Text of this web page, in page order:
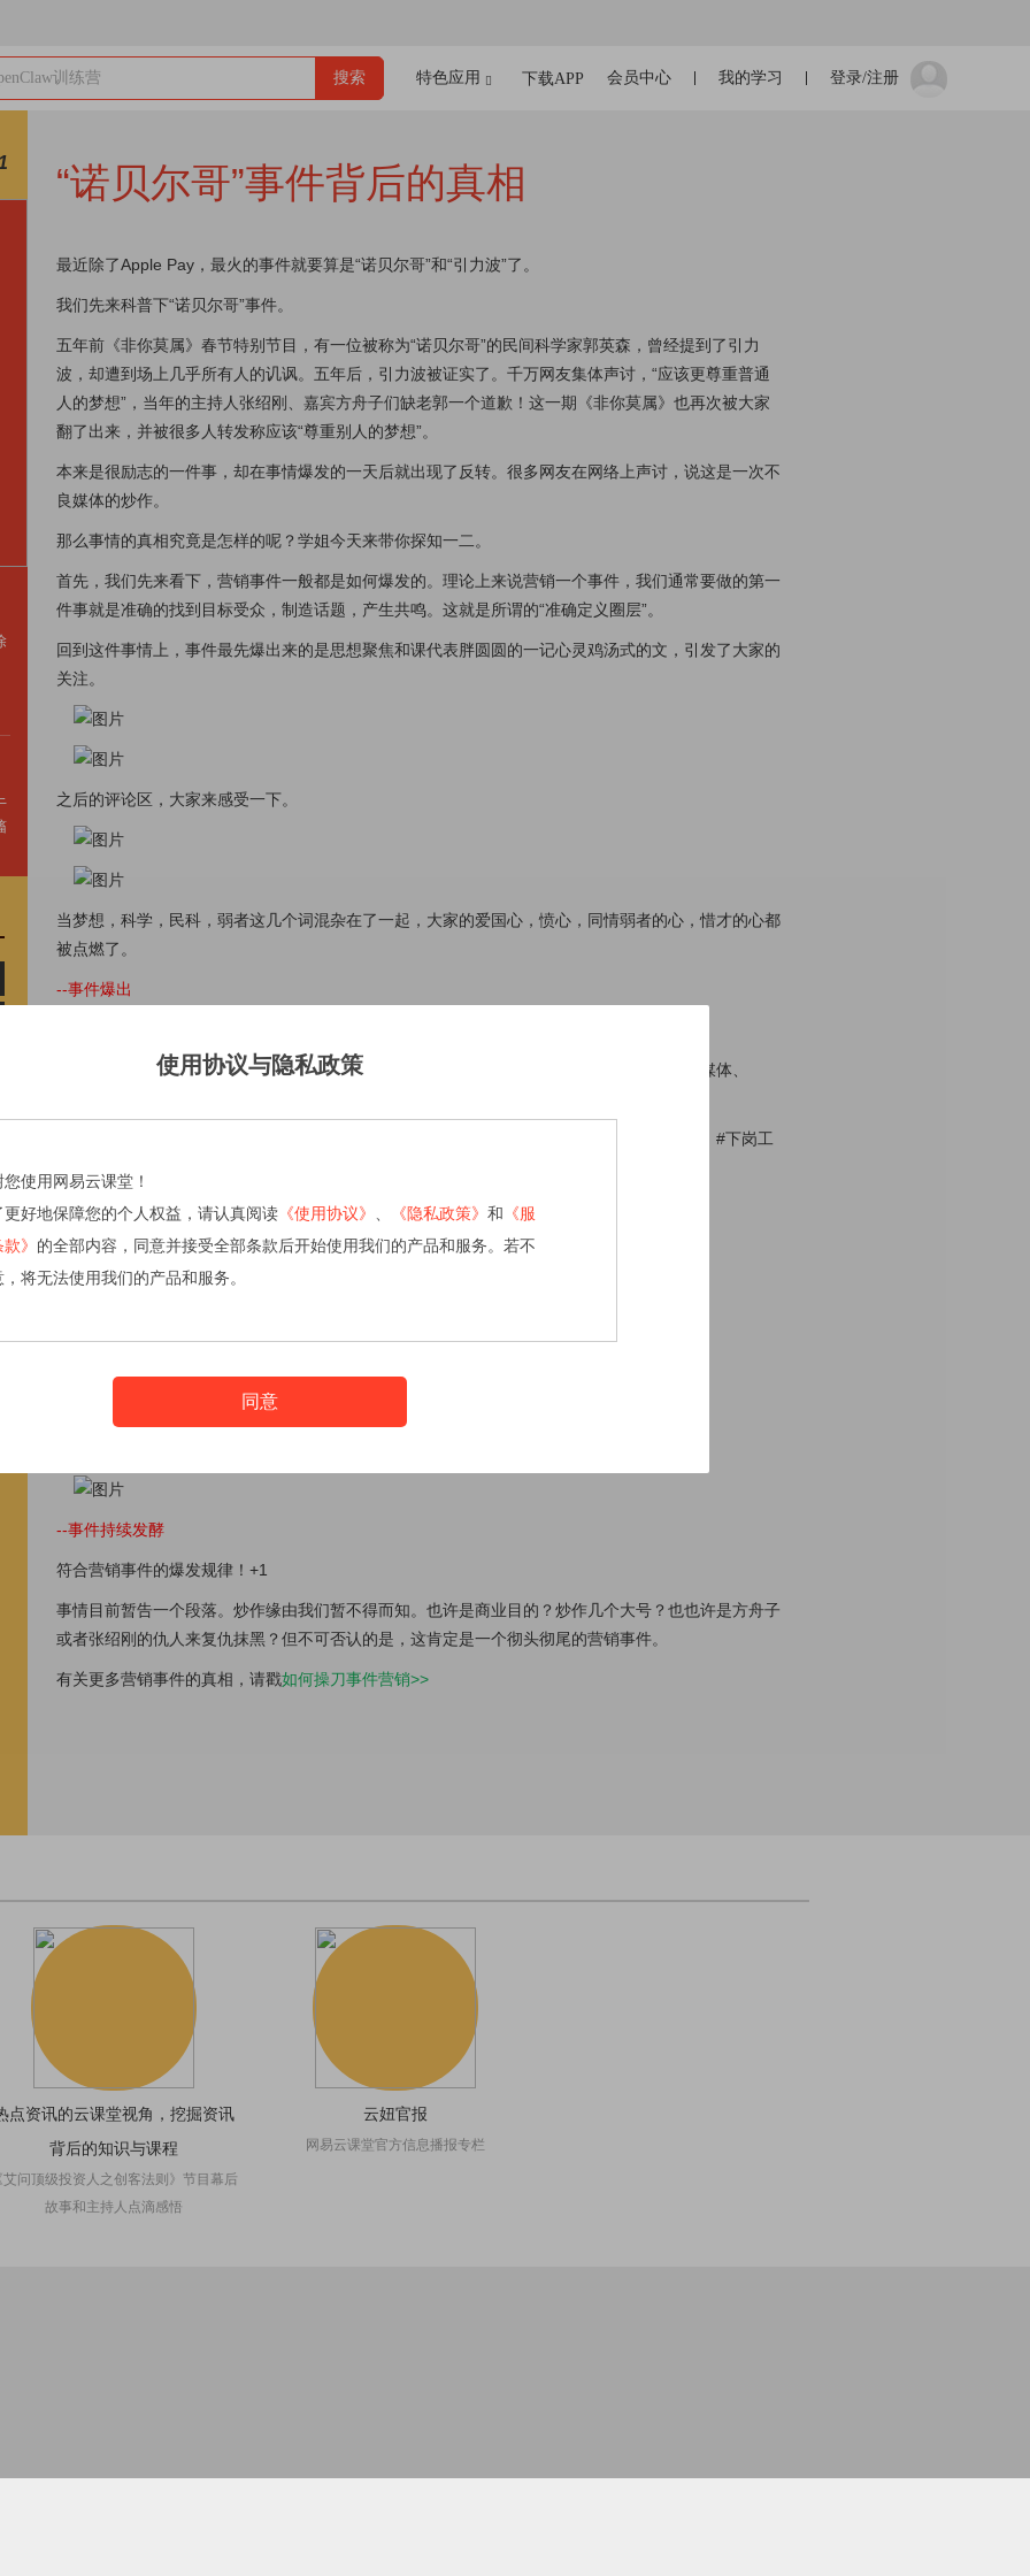
训练营 搜索 特色应用 下载APP 登录/注册
我的学习
会员中心
“诺贝尔哥”事件背后的真相
最近除了Apple Pay，最火的事件就要算是“诺贝尔哥”和“引力波”了。
我们先来科普下“诺贝尔哥”事件。
五年前《非你莫属》春节特别节目，有一位被称为“诺贝尔哥”的民间科学家郭英森，曾经提到了引力
波，却遭到场上几乎所有人的讥讽。五年后，引力波被证实了。千万网友集体声讨，“应该更尊重普通
人的梦想”，当年的主持人张绍刚、嘉宾方舟子们缺老郭一个道歉！这一期《非你莫属》也再次被大家
翻了出来，并被很多人转发称应该“尊重别人的梦想”。
本来是很励志的一件事，却在事情爆发的一天后就出现了反转。很多网友在网络上声讨，说这是一次不
良媒体的炒作。
那么事情的真相究竟是怎样的呢？学姐今天来带你探知一二。
首先，我们先来看下，营销事件一般都是如何爆发的。理论上来说营销一个事件，我们通常要做的第一
件事就是准确的找到目标受众，制造话题，产生共鸣。这就是所谓的“准确定义圈层”。
回到这件事情上，事件最先爆出来的是思想聚焦和课代表胖圆圆的一记心灵鸡汤式的文，引发了大家的
关注。
之后的评论区，大家来感受一下。
当梦想，科学，民科，弱者这几个词混杂在了一起，大家的爱国心，愤心，同情弱者的心，惜才的心都
被点燃了。
--事件爆出
当事件开始热起来了，理论上就要开始线上话题的制造了。当然话题制造的同时，还需要新媒体、
还是回到这次的事件，事情炒起来后，微博上就陆续的出现了几个有关这个事件的相关话题。#下岗工
各种营销号甚至大V都开始转发。
反对的声音也开始陆续出现：
--事件持续发酵
符合营销事件的爆发规律！+1
事情目前暂告一个段落。炒作缘由我们暂不得而知。也许是商业目的？炒作几个大号？也也许是方舟子
或者张绍刚的仇人来复仇抹黑？但不可否认的是，这肯定是一个彻头彻尾的营销事件。
有关更多营销事件的真相，请戳如何操刀事件营销>>
点资讯的云课堂视角，挖掘资讯
背后的知识与课程
艾问顶级投资人之创客法则》节目幕后
故事和主持人点滴感悟
云妞官报
网易云课堂官方信息播报专栏
使用协议与隐私政策
您使用网易云课堂！
更好地保障您的个人权益，请认真阅读 《使用协议》 、 《隐私政策》 和
《服
》 的全部内容，同意并接受全部条款后开始使用我们的产品和服务。若不
，将无法使用我们的产品和服务。
同意